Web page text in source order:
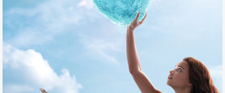
miejscowość:
Al. 1 Maja 7a
data i godzina:
Opis wydarzenia: